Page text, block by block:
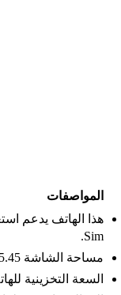
المواصفات
Sim.
مساحة الشاشة 5.45 إنش، ودقتها 720×1440 بكسل.
السعة التخزينية للهاتف جاءت